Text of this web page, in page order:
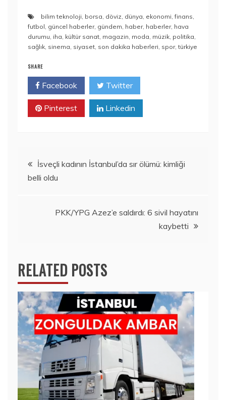
bilim teknoloji, borsa, döviz, dünya, ekonomi,finans,
futbol, güncel haberler, gündem, haber, haberler, hava
durumu, iha, kültür sanat, magazin, moda, müzik, politika,
sağlık, sinema, siyaset, son dakika haberleri, spor,türkiye
SHARE
Facebook Twitter
Pinterest Linkedin
Yazı
gezinmesi
İsveçli kadının İstanbul’da sır ölümü: kimliği
belli oldu
PKK/YPG Azez’e saldırdı: 6 sivil hayatını
kaybetti
RELATED POSTS